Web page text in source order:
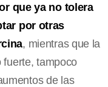
que ya no tolera
por otras
, mientras que la
fuerte, tampoco
de las